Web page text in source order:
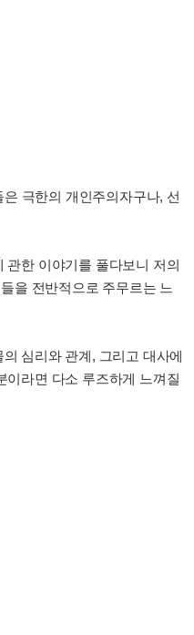
극한의 개인주의자구나, 선
관한 이야기를 풀다보니 저의
을 전반적으로 주무르는 느
심리와 관계, 그리고 대사에
이라면 다소 루즈하게 느껴질